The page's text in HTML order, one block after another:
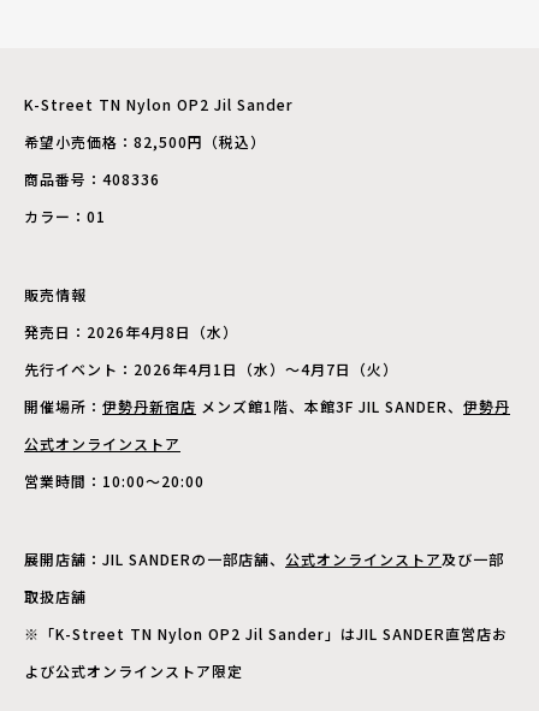
K-Street TN Nylon OP2 Jil Sander
希望小売価格：82,500円（税込）
商品番号：408336
カラー：01
販売情報
発売日：2026年4月8日（水）
先行イベント：2026年4月1日（水）〜4月7日（火）
開催場所： 伊勢丹新宿店 メンズ館1階、本館3F JIL SANDER、 伊勢丹
公式オンラインストア
営業時間：10:00〜20:00
展開店舗：JIL SANDERの一部店舗、 公式オンラインストア及び一部
取扱店舗
※「K-Street TN Nylon OP2 Jil Sander」はJIL SANDER直営店お
よび公式オンラインストア限定